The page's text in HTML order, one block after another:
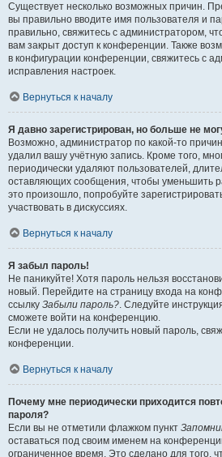
Существует несколько возможных причин.
вы правильно вводите имя пользователя и
правильно, свяжитесь с администратором,
вам закрыт доступ к конференции. Также
в конфигурации конференции, свяжитесь с
исправления настроек.
Вернуться к началу
Я давно зарегистрирован, но больше не
Возможно, администратор по какой-то
удалил вашу учётную запись. Кроме того,
периодически удаляют пользователей,
оставляющих сообщения, чтобы уменьшить
это произошло, попробуйте
участвовать в дискуссиях.
Вернуться к началу
Я забыл пароль!
Не паникуйте! Хотя пароль нельзя
новый. Перейдите на страницу входа на
ссылку Забыли пароль?. Следуйте
сможете войти на конференцию.
Если не удалось получить новый пароль,
конференции.
Вернуться к началу
Почему мне периодически приходится
пароля?
Если вы не отметили флажком пункт
оставаться под своим именем на
ограниченное время. Это сделано для того,